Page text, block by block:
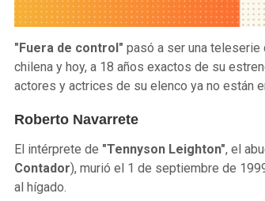
"Fuera de control" pasó a ser una
chilena y hoy, a 18 años exactos de su
actores y actrices de su elenco ya no están
Roberto Navarrete
El intérprete de "Tennyson Leighton", el
Contador), murió el 1 de septiembre de
al hígado.